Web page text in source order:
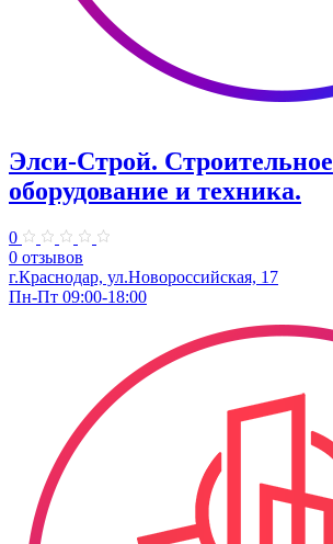
Элси-Строй. Строительное
оборудование и техника.
0
0 отзывов
г.Краснодар, ул.Новороссийская, 17
Пн-Пт 09:00-18:00